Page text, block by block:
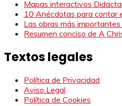
Mapas interactivos
10 Anécdotas para contar
Las obras más
Resumen conciso de A
Textos legales
Política de Privacidad
Aviso Legal
Política de Cookies